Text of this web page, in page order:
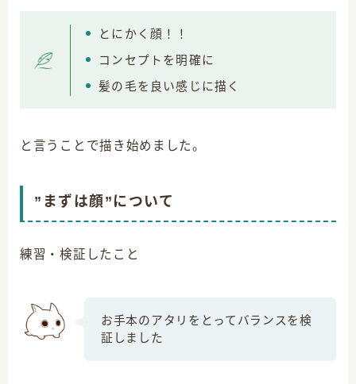
とにかく顔！！
コンセプトを明確に
髪の毛を良い感じに描く
と言うことで描き始めました。
”まずは顔”について
練習・検証したこと
お手本のアタリをとってバランスを検
証しました